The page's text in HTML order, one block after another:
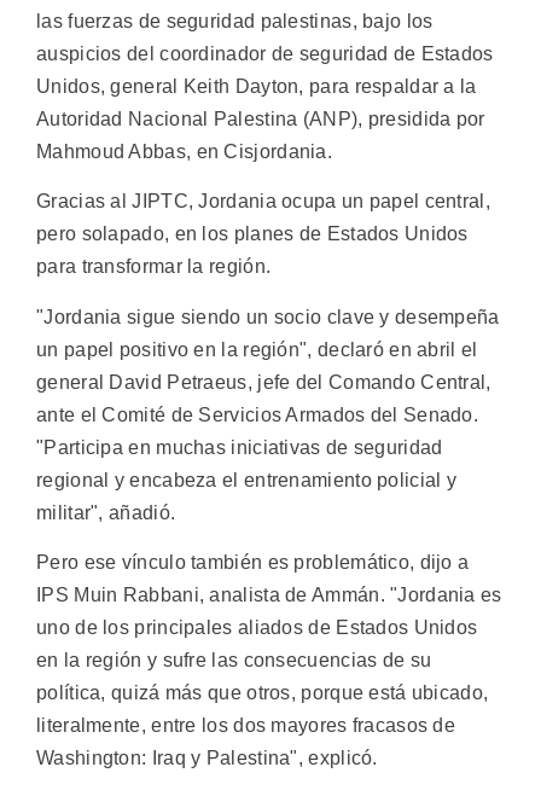
las fuerzas de seguridad palestinas, bajo los
auspicios del coordinador de seguridad de Estados
Unidos, general Keith Dayton, para respaldar a la
Autoridad Nacional Palestina (ANP), presidida por
Mahmoud Abbas, en Cisjordania.
Gracias al JIPTC, Jordania ocupa un papel central,
pero solapado, en los planes de Estados Unidos
para transformar la región.
"Jordania sigue siendo un socio clave y desempeña
un papel positivo en la región", declaró en abril el
general David Petraeus, jefe del Comando Central,
ante el Comité de Servicios Armados del Senado.
"Participa en muchas iniciativas de seguridad
regional y encabeza el entrenamiento policial y
militar", añadió.
Pero ese vínculo también es problemático, dijo a
IPS Muin Rabbani, analista de Ammán. "Jordania es
uno de los principales aliados de Estados Unidos
en la región y sufre las consecuencias de su
política, quizá más que otros, porque está ubicado,
literalmente, entre los dos mayores fracasos de
Washington: Iraq y Palestina", explicó.